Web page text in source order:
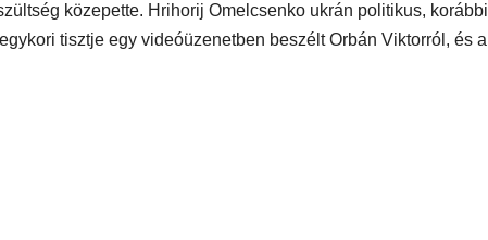
közepette. Hrihorij Omelcsenko ukrán politikus, korábbi
tisztje egy videóüzenetben beszélt Orbán Viktorról, és a